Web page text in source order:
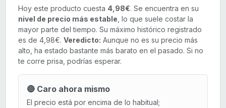
Hoy este producto cuesta 4,98€. Se encuentra en su
nivel de precio más estable , lo que suele costar la
mayor parte del tiempo. Su máximo histórico registrado
es de 4,98€. Veredicto: Aunque no es su precio más
alto, ha estado bastante más barato en el pasado. Si no
te corre prisa, podrías esperar.
🔴 Caro ahora mismo
El precio está por encima de lo habitual;